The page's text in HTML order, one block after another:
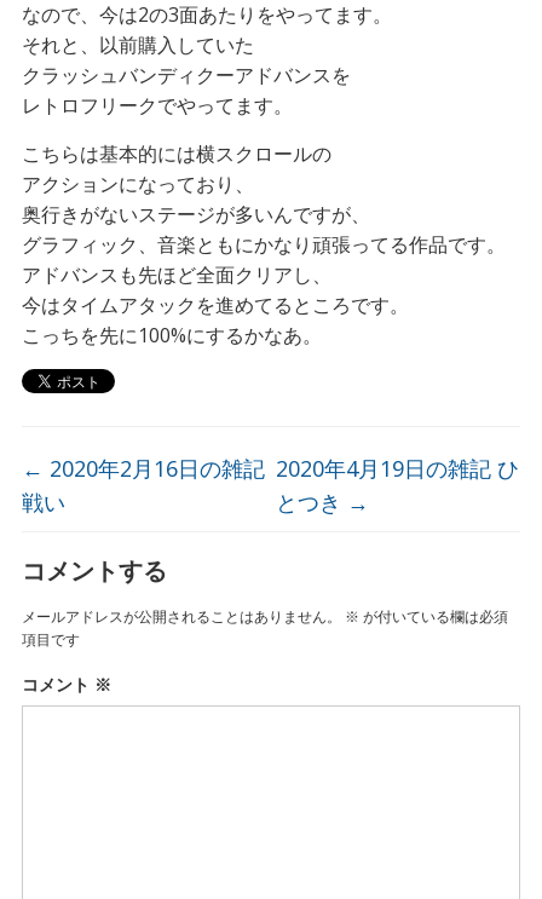
なので、今は2の3面あたりをやってます。
それと、以前購入していた
クラッシュバンディクーアドバンスを
レトロフリークでやってます。
こちらは基本的には横スクロールの
アクションになっており、
奥行きがないステージが多いんですが、
グラフィック、音楽ともにかなり頑張ってる作品です。
アドバンスも先ほど全面クリアし、
今はタイムアタックを進めてるところです。
こっちを先に100%にするかなあ。
← 2020年2月16日の雑記
戦い
2020年4月19日の雑記 ひ
とつき →
コメントする
メールアドレスが公開されることはありません。 ※ が付いている欄は必須
項目です
コメント ※